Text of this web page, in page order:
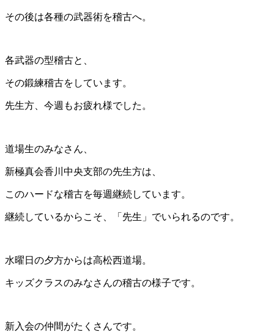
その後は各種の武器術を稽古へ。
各武器の型稽古と、
その鍛練稽古をしています。
先生方、今週もお疲れ様でした。
道場生のみなさん、
新極真会香川中央支部の先生方は、
このハードな稽古を毎週継続しています。
継続しているからこそ、「先生」でいられるのです。
水曜日の夕方からは高松西道場。
キッズクラスのみなさんの稽古の様子です。
新入会の仲間がたくさんです。